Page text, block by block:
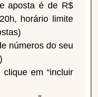
aposta é de R$
horário limite
números do seu
em “incluir